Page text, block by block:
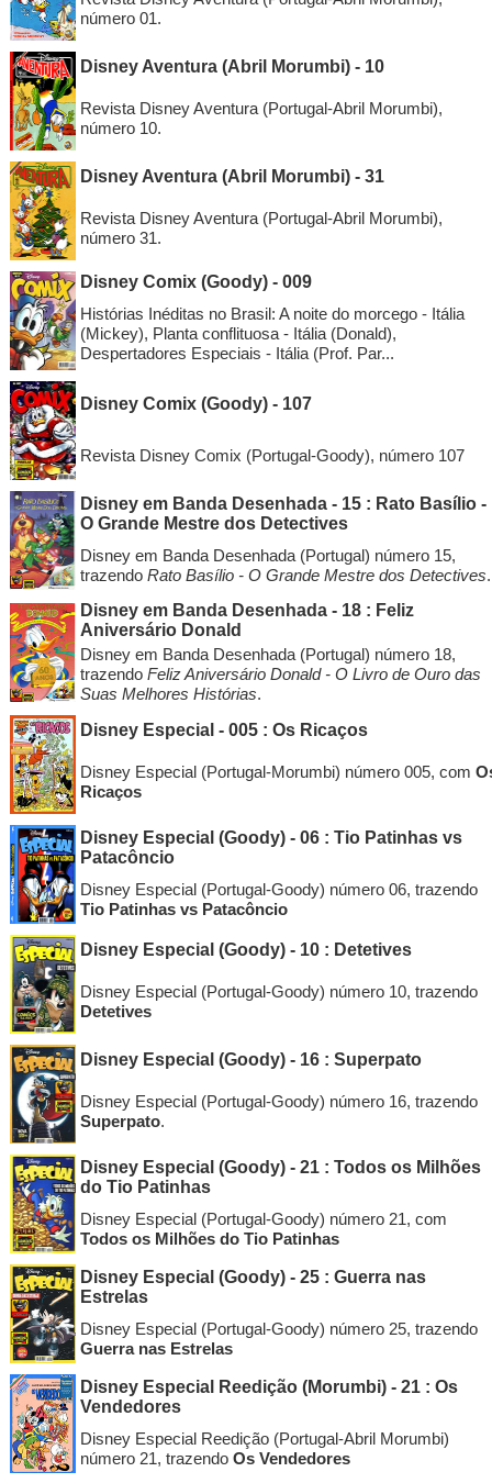
número 01.
Disney Aventura (Abril Morumbi) - 10
Revista Disney Aventura (Portugal-Abril Morumbi),
número 10.
Disney Aventura (Abril Morumbi) - 31
Revista Disney Aventura (Portugal-Abril Morumbi),
número 31.
Disney Comix (Goody) - 009
Histórias Inéditas no Brasil: A noite do morcego - Itália
(Mickey), Planta conflituosa - Itália (Donald),
Despertadores Especiais - Itália (Prof. Par...
Disney Comix (Goody) - 107
Revista Disney Comix (Portugal-Goody), número 107
Disney em Banda Desenhada - 15 : Rato Basílio -
O Grande Mestre dos Detectives
Disney em Banda Desenhada (Portugal) número 15,
trazendo Rato Basílio - O Grande Mestre dos Detectives.
Disney em Banda Desenhada - 18 : Feliz
Aniversário Donald
Disney em Banda Desenhada (Portugal) número 18,
trazendo Feliz Aniversário Donald - O Livro de Ouro das
Suas Melhores Histórias.
Disney Especial - 005 : Os Ricaços
Disney Especial (Portugal-Morumbi) número 005, com
Ricaços
Disney Especial (Goody) - 06 : Tio Patinhas vs
Patacôncio
Disney Especial (Portugal-Goody) número 06, trazendo
Tio Patinhas vs Patacôncio
Disney Especial (Goody) - 10 : Detetives
Disney Especial (Portugal-Goody) número 10, trazendo
Detetives
Disney Especial (Goody) - 16 : Superpato
Disney Especial (Portugal-Goody) número 16, trazendo
Superpato.
Disney Especial (Goody) - 21 : Todos os Milhões
do Tio Patinhas
Disney Especial (Portugal-Goody) número 21, com
Todos os Milhões do Tio Patinhas
Disney Especial (Goody) - 25 : Guerra nas
Estrelas
Disney Especial (Portugal-Goody) número 25, trazendo
Guerra nas Estrelas
Disney Especial Reedição (Morumbi) - 21 : Os
Vendedores
Disney Especial Reedição (Portugal-Abril Morumbi)
número 21, trazendo Os Vendedores